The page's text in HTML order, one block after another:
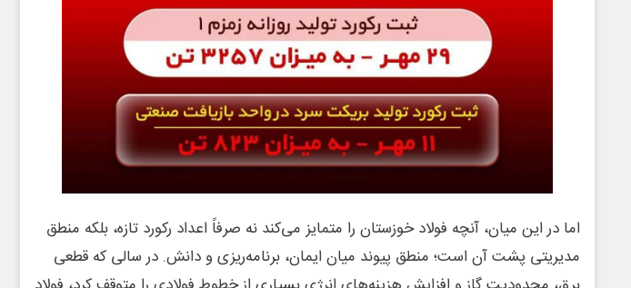
اما در این میان، آنچه فولاد خوزستان را متمایز می‌کند نه صرفاً اعداد رکورد تازه، بلکه منطق
مدیریتی پشت آن است؛ منطق پیوند میان ایمان، برنامه‌ریزی و دانش. در سالی که قطعی